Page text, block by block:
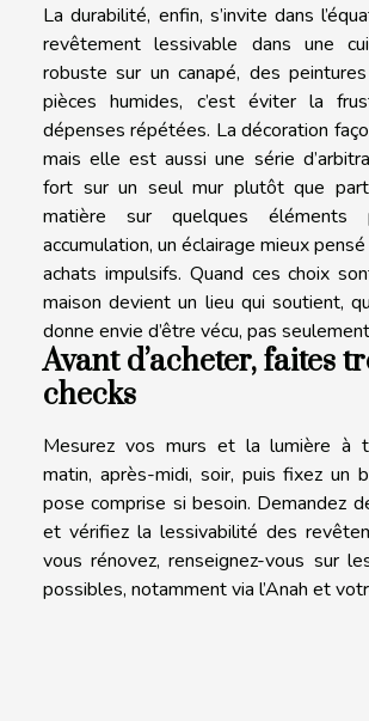
La durabilité, enfin, s’invite dans
revêtement lessivable dans une
robuste sur un canapé, des
pièces humides, c’est éviter la
dépenses répétées. La décoration
mais elle est aussi une série
fort sur un seul mur plutôt que
matière sur quelques éléments
accumulation, un éclairage mieux
achats impulsifs. Quand ces choix
maison devient un lieu qui soutient,
donne envie d’être vécu, pas
Avant d’acheter, faites
checks
Mesurez vos murs et la lumière à
matin, après-midi, soir, puis fixez un
pose comprise si besoin. Demandez
et vérifiez la lessivabilité des
vous rénovez, renseignez-vous sur
possibles, notamment via l’Anah et